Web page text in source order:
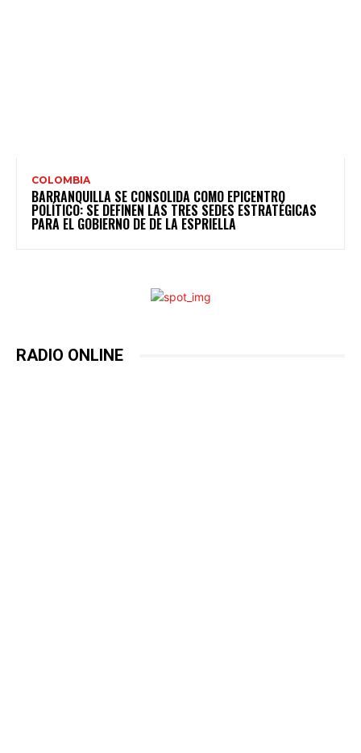
COLOMBIA
BARRANQUILLA SE CONSOLIDA COMO EPICENTRO
POLÍTICO: SE DEFINEN LAS TRES SEDES ESTRATÉGICAS
PARA EL GOBIERNO DE DE LA ESPRIELLA
RADIO ONLINE